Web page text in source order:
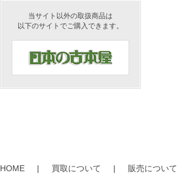
当サイト以外の取扱商品は
以下のサイトでご購入できます。
HOME | 買取について | 販売について